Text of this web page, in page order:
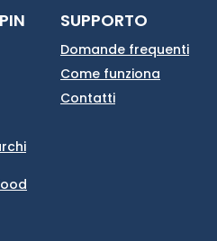
SUPPORTO
Domande frequenti
Come funziona
Contatti